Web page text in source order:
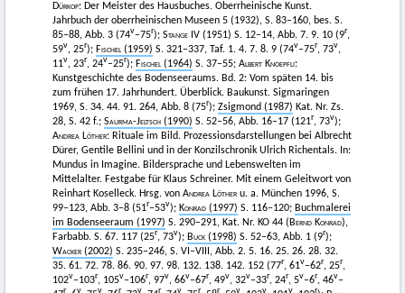
Dürkop: Der Meister des Hausbuches. Oberrheinische Kunst.
Jahrbuch der oberrheinischen Museen 5 (1932), S. 83–160, bes. S.
85–88, Abb. 3 (74v–75r); Stange IV (1951) S. 12–14, Abb. 7. 9. 10 (9r,
59v, 25r); Fischel(1959) S. 321–337, Taf. 1. 4. 7. 8. 9 (74v–75r, 73v,
11v, 23r, 24v–25r); Fischel(1964) S. 37–55; Albert Knoepfli:
Kunstgeschichte des Bodenseeraums. Bd. 2: Vom späten 14. bis
zum frühen 17. Jahrhundert. Überblick. Baukunst. Sigmaringen
1969, S. 34. 44. 91. 264, Abb. 8 (75r); Zsigmond (1987) Kat. Nr. Zs.
28, S. 42 f.; Saurma-Jeltsch (1990) S. 52–56, Abb. 16–17 (121r, 73v);
Andrea Löther: Rituale im Bild. Prozessionsdarstellungen bei Albrecht
Dürer, Gentile Bellini und in der Konzilschronik Ulrich Richentals. In:
Mundus in Imagine. Bildersprache und Lebenswelten im
Mittelalter. Festgabe für Klaus Schreiner. Mit einem Geleitwort von
Reinhart Koselleck. Hrsg. von Andrea Löther u. a. München 1996, S.
99–123, Abb. 3–8 (51r–53v); Konrad (1997) S. 116–120; Buchmalerei
im Bodenseeraum (1997) S. 290–291, Kat. Nr. KO 44 ( Bernd Konrad),
Farbabb. S. 67. 117 (25r, 73v); Buck (1998) S. 52–63, Abb. 1 (9r);
Wacker (2002) S. 235–246, S. VI–VIII, Abb. 2. 5. 16. 25. 26. 28. 32.
35. 61. 72. 78. 86. 90. 97. 98. 132. 138. 142. 152 (77r, 61v–62r, 25r,
102v–103r, 105v–106r, 97v, 66v–67r, 49v, 32v–33r, 24r, 5v–6r, 46v–
r v v r v r v r r v v v r